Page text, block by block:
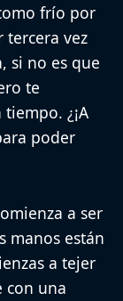
frío por
vez
si no es que
te
¿¡A
poder
a ser
manos están
a tejer
con una